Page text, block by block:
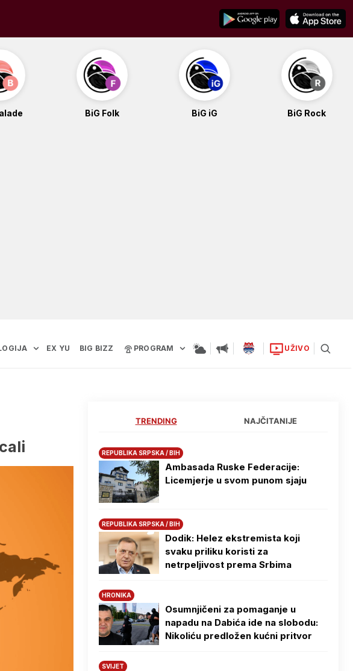
BiG Folk BiG iG BiG Rock
EX YU BIG BIZZ PROGRAM UŽIVO
TRENDING NAJČITANIJE
REPUBLIKA SRPSKA / BIH
Ambasada Ruske Federacije:
Licemjerje u svom punom sjaju
REPUBLIKA SRPSKA / BIH
Dodik: Helez ekstremista koji
svaku priliku koristi za
netrpeljivost prema Srbima
HRONIKA
Osumnjičeni za pomaganje u
napadu na Dabića ide na slobodu:
Nikoliću predložen kućni pritvor
SVIJET